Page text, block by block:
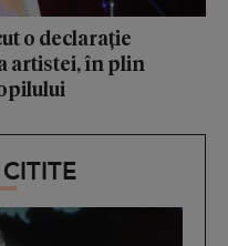
o declarație
artistei, în plin